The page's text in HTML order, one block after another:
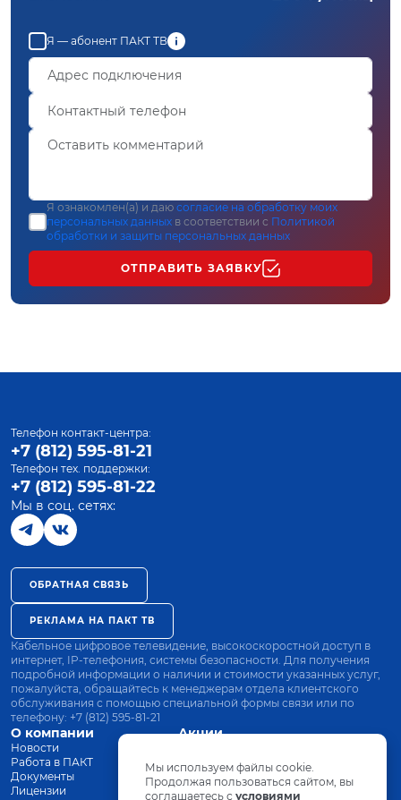
Я — абонент ПАКТ ТВ
Я ознакомлен(а) и даю согласие на обработку моих
персональных данных в соответствии с Политикой
обработки и защиты персональных данных
ОТПРАВИТЬ ЗАЯВКУ
О компании
Новости
Работа в ПАКТ
Документы
Лицензии
Акции
Оплата
Оборудование
Телефон контакт-центра:
+7 (812) 595-81-21
Телефон тех. поддержки:
+7 (812) 595-81-22
Мы в соц. сетях:
ОБРАТНАЯ СВЯЗЬ
РЕКЛАМА НА ПАКТ ТВ
Кабельное цифровое телевидение, высокоскоростной доступ в
интернет, IP-телефония, системы безопасности. Для получения
подробной информации о наличии и стоимости указанных услуг,
пожалуйста, обращайтесь к менеджерам отдела клиентского
обслуживания с помощью специальной формы связи или по
телефону: +7 (812) 595-81-21
Мы используем файлы cookie.
Продолжая пользоваться сайтом, вы
соглашаетесь с условиями